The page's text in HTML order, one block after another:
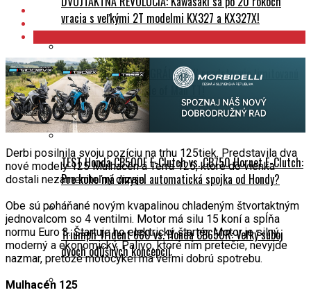
vracia s veľkými 2T modelmi KX327 a KX327X!
ZBERATEĽSKÝ SVÄTÝ GRÁL: BMW predstavuje limitovanú
edíciu M 1000 RR Isle of Man TT!
Testy a recenzie
TEST Honda CB500F E-Clutch vs. CB750 Hornet E-Clutch:
Pre koho má zmysel automatická spojka od Hondy?
Triumph Trident 660 vs. Honda CB650R: Veľký súboj
dvoch odlišných koncepcií
Derbi posilnila svoju pozíciu na trhu 125tiek. Predstavila dva
nové modely 125 Mulhacén a Terra 125, ktoré do vienka
dostali nezameniteľný dizajn.
Obe sú poháňané novým kvapalinou chladeným štvortaktným
jednovalcom so 4 ventilmi. Motor má silu 15 koní a spĺňa
normu Euro 3. Štartuje ho elektrický štartér. Motor je silný,
moderný a ekonomický. Palivo, ktoré ním pretečie, nevyjde
nazmar, pretože motocykel má veľmi dobrú spotrebu.
Mulhacén 125